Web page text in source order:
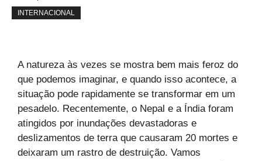
INTERNACIONAL
A natureza às vezes se mostra bem mais feroz do
que podemos imaginar, e quando isso acontece, a
situação pode rapidamente se transformar em um
pesadelo. Recentemente, o Nepal e a Índia foram
atingidos por inundações devastadoras e
deslizamentos de terra que causaram 20 mortes e
deixaram um rastro de destruição. Vamos